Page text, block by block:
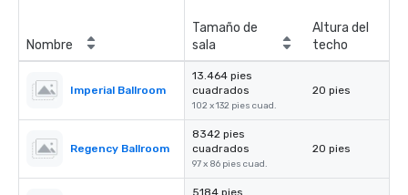
Nombre
Tamaño de
sala
Altura del
techo
Imperial Ballroom
13.464 pies
cuadrados
102 x 132 pies cuad.
20 pies
Regency Ballroom
8342 pies
cuadrados
97 x 86 pies cuad.
20 pies
5184 pies